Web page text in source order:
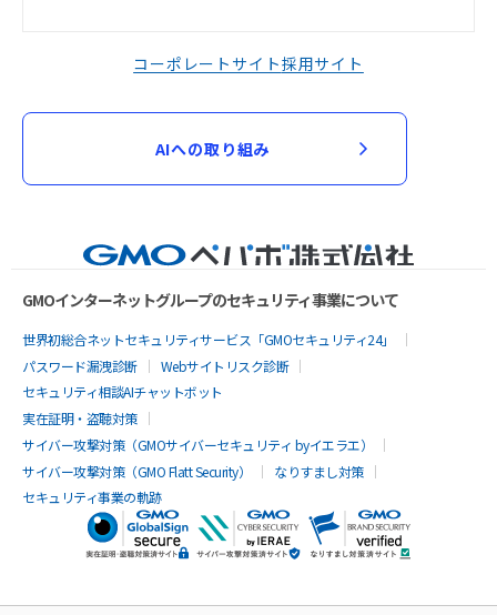
コーポレートサイト採用サイト
AIへの取り組み
GMOインターネットグループのセキュリティ事業について
世界初総合ネットセキュリティサービス「GMOセキュリティ24」
パスワード漏洩診断
Webサイトリスク診断
セキュリティ相談AIチャットボット
実在証明・盗聴対策
サイバー攻撃対策（GMOサイバーセキュリティ byイエラエ）
サイバー攻撃対策（GMO Flatt Security）
なりすまし対策
セキュリティ事業の軌跡